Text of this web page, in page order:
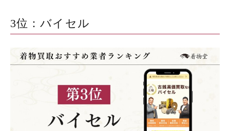
3位：バイセル